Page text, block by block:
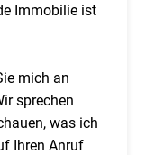
Immobilie ist
mich an
sprechen
was ich
Ihren Anruf